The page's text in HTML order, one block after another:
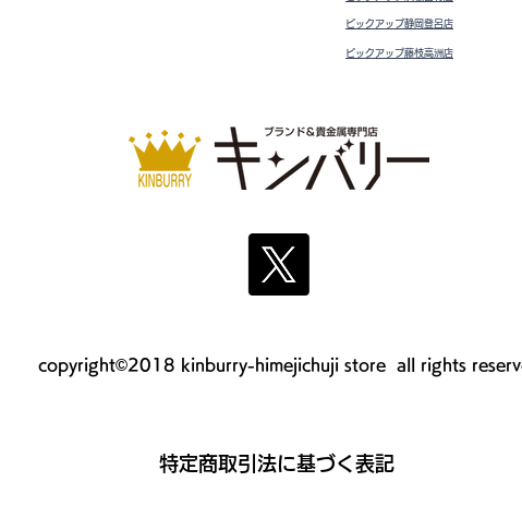
ピックアップ静岡登呂店
ピックアップ藤枝高洲店
copyright©2018 kinburry-himejichuji store all rights
​特定商取引法に基づく表記